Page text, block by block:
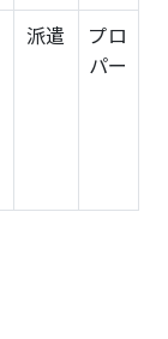
派遣
プロ
パー